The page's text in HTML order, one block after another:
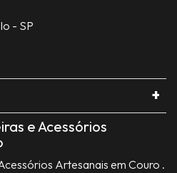
- SP
e Acessórios
Artesanais em Couro .